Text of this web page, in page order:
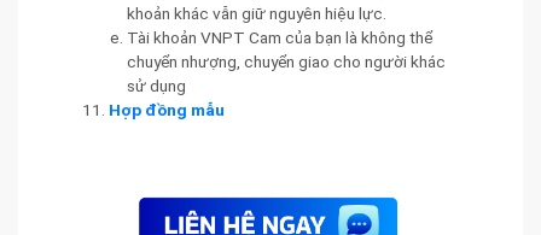
khoản khác vẫn giữ nguyên hiệu lực.
Tài khoản VNPT Cam của bạn là không thể
chuyển nhượng, chuyển giao cho người khác
sử dụng
Hợp đồng mẫu